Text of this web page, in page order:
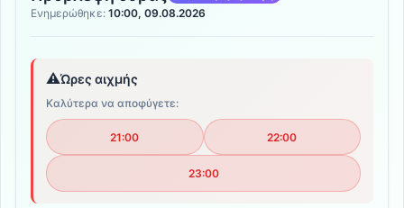
Ενημερώθηκε: 10:00, 09.08.2026
⚠️Ώρες αιχμής
Καλύτερα να αποφύγετε:
21:00 22:00
23:00